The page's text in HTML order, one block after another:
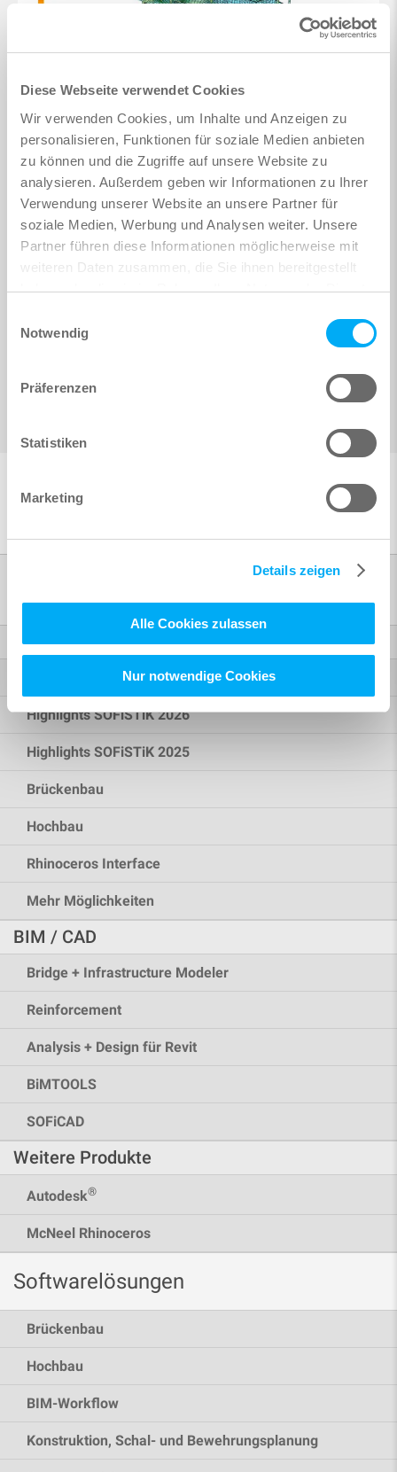
Diese Webseite verwendet Cookies
Wir verwenden Cookies, um Inhalte und Anzeigen zu
personalisieren, Funktionen für soziale Medien anbieten
zu können und die Zugriffe auf unsere Website zu
analysieren. Außerdem geben wir Informationen zu Ihrer
Verwendung unserer Website an unsere Partner für
soziale Medien, Werbung und Analysen weiter. Unsere
Partner führen diese Informationen möglicherweise mit
weiteren Daten zusammen, die Sie ihnen bereitgestellt
haben oder die sie im Rahmen Ihrer Nutzung der Dienste
Notwendig
Präferenzen
Statistiken
Marketing
Details zeigen
Alle Cookies zulassen
Nur notwendige Cookies
Finite Elemente
Highlights SOFiSTiK 2027
Highlights SOFiSTiK 2026
Highlights SOFiSTiK 2025
Brückenbau
Hochbau
Rhinoceros Interface
Mehr Möglichkeiten
BIM / CAD
Bridge + Infrastructure Modeler
Reinforcement
Analysis + Design für Revit
BiMTOOLS
SOFiCAD
Weitere Produkte
Autodesk®
McNeel Rhinoceros
Softwarelösungen
Brückenbau
Hochbau
BIM-Workflow
Konstruktion, Schal- und Bewehrungsplanung